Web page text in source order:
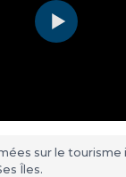
sur le tourisme
Îles.